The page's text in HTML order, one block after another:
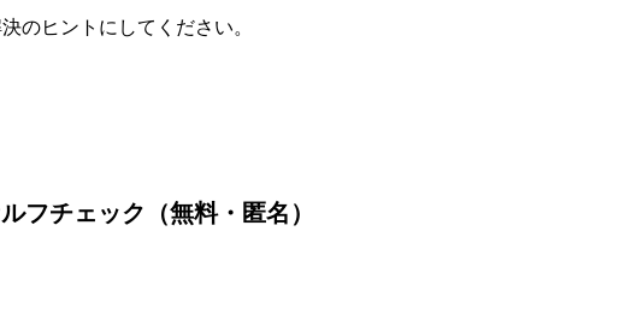
のヒントにしてください。
フチェック（無料・匿名）